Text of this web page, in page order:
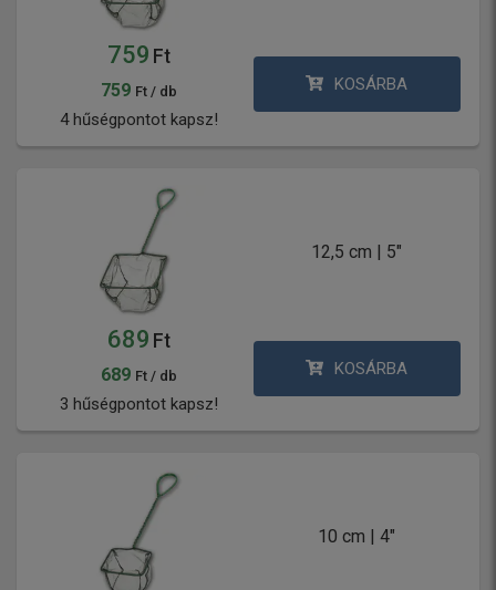
759 Ft
759 Ft / db
4 hűségpontot kapsz!
KOSÁRBA
12,5 cm | 5"
689 Ft
689 Ft / db
3 hűségpontot kapsz!
KOSÁRBA
10 cm | 4"